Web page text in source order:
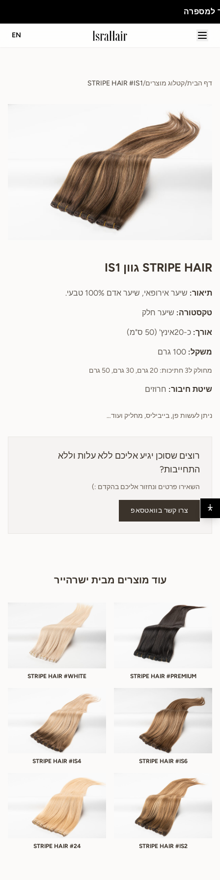
EN
דף הבית/קטלוג מוצרים/
STRIPE HAIR #IS1
STRIPE HAIR גוון IS1
תיאור: שיער אירופאי, שיער אדם 100% טבעי.
טקסטורה: שיער חלק
אורך: כ-20אינץ' (50 ס"מ)
משקל: 100 גרם
מחולק ל3 חתיכות: 20 גרם, 30 גרם, 50 גרם
שיטת חיבור: חרוזים
ניתן לעשות פן, בייביליס, מחליק ועוד…
רוצים שסוכן יגיע אליכם ללא עלות וללא
התחייבות?
השאירו פרטים ונחזור אליכם בהקדם :)
צרו קשר בוואטסאפ
עוד מוצרים מבית ישרהייר
STRIPE HAIR #PREMIUM
STRIPE HAIR #WHITE
STRIPE HAIR #IS6
STRIPE HAIR #IS4
STRIPE HAIR #IS2
STRIPE HAIR #24